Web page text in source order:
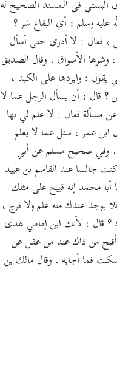
البستي في المسند الصحيح له
عليه وسلم : أي البقاع شر ؟
، فقال : لا أدري حتى أسأل
وشرها الأسواق . وقال الصديق
: وابردها على الكبد ،
؟ قال : أن يسأل الرجل عما لا
مسألة فقال : لا علم لي بها
ابن عمر ، سئل عما لا يعلم
. وفي صحيح مسلم عن أبي
جالسا عند القاسم بن عبيد
محمد إنه قبيح على مثلك
يوجد عندك منه علم ولا فرج ،
؟ قال : لأنك ابن إمامي هدى
أقبح من ذاك عند من عقل عن
فما أجابه . وقال مالك بن